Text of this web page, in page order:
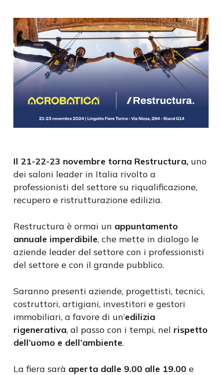
Il 21-22-23 novembre torna Restructura, uno
dei saloni leader in Italia rivolto a
professionisti del settore su riqualificazione,
recupero e ristrutturazione edilizia.
Restructura è ormai un appuntamento
annuale imperdibile, che mette in dialogo le
aziende leader del settore con i professionisti
del settore e con il grande pubblico.
Saranno presenti aziende, progettisti, tecnici,
costruttori, artigiani, investitori e gestori
immobiliari, a favore di un’edilizia
rigenerativa, al passo con i tempi, nel rispetto
dell’uomo e dell’ambiente.
La fiera sarà aperta dalle 9.00 alle 19.00e